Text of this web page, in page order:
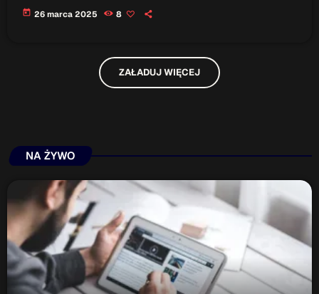
today 26 marca 2025 8
ZAŁADUJ WIĘCEJ
NA ŻYWO